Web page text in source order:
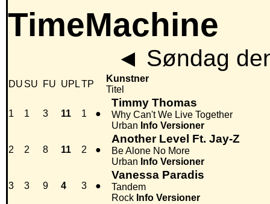
◄ Søndag
DU SU FU UPLTP
Kunstner
Titel
1 1 3 11 1 ●
Timmy Thomas
Why Can't We Live Together
Urban Info Versioner
2 2 8 11 2 ●
Another Level Ft. Jay-Z
Be Alone No More
Urban Info Versioner
3 3 9 4 3 ●
Vanessa Paradis
Tandem
Rock Info Versioner